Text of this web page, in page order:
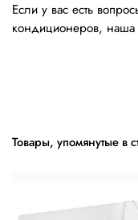
Если у вас есть
кондиционеров, наша
Товары, упомянутые в